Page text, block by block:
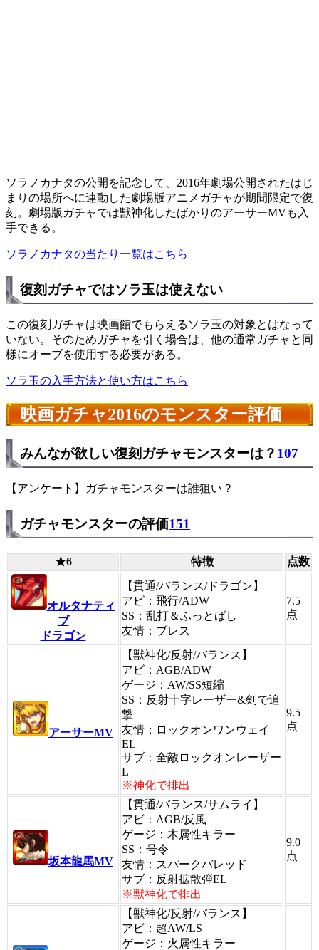
ソラノカナタの公開を記念して、2016年劇場公開されたはじ
まりの場所へに連動した劇場版アニメガチャが期間限定で復
刻。劇場版ガチャでは獣神化したばかりのアーサーMVも入
手できる。
ソラノカナタの当たり一覧はこちら
復刻ガチャではソラ玉は使えない
この復刻ガチャは映画館でもらえるソラ玉の対象とはなって
いない。そのためガチャを引く場合は、他の通常ガチャと同
様にオーブを使用する必要がある。
ソラ玉の入手方法と使い方はこちら
映画ガチャ2016のモンスター評価
みんなが欲しい復刻ガチャモンスターは？ 107
【アンケート】ガチャモンスターは誰狙い？
ガチャモンスターの評価151
★6 特徴 点数
オルタナティ
ブ
ドラゴン
【貫通/バランス/ドラゴン】
アビ：飛行/ADW
SS：乱打＆ふっとばし
友情：ブレス
7.5
点
アーサーMV
【獣神化/反射/バランス】
アビ：AGB/ADW
ゲージ：AW/SS短縮
SS：反射十字レーザー&剣で追
撃
友情：ロックオンワンウェイ
EL
サブ：全敵ロックオンレーザー
L
※神化で排出
9.5
点
坂本龍馬MV
【貫通/バランス/サムライ】
アビ：AGB/反風
ゲージ：木属性キラー
SS：号令
友情：スパークバレッド
サブ：反射拡散弾EL
※獣神化で排出
9.0
点
【獣神化/反射/バランス】
アビ：超AW/LS
ゲージ：火属性キラー